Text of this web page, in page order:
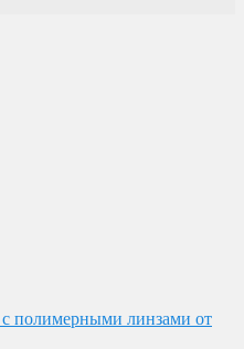
полимерными линзами от